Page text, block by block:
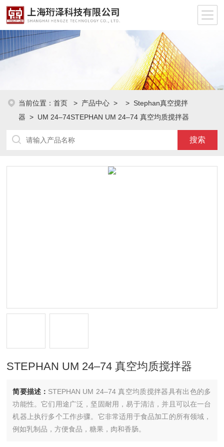
当前位置：首页 > 产品中心 > > Stephan真空搅拌
器
> UM 24–74STEPHAN UM 24–74 真空均质搅拌器
STEPHAN UM 24–74 真空均质搅拌器
简要描述： STEPHAN UM 24–74 真空均质搅拌器具有出色的多
功能性。它们用途广泛，坚固耐用，易于清洁，并且可以在一台
机器上执行多个工作步骤。它非常适用于食品加工的所有领域，
例如乳制品，方便食品，糖果，肉和香肠。